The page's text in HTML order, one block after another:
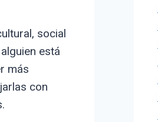
social
está
más
con